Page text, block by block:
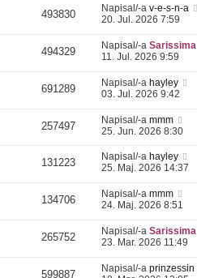
493830 Napisal/-a v-e-s-n-a
20. Jul. 2026 7:59
494329 Napisal/-a Sarissima
11. Jul. 2026 9:59
691289 Napisal/-a hayley
03. Jul. 2026 9:42
257497 Napisal/-a mmm
25. Jun. 2026 8:30
131223 Napisal/-a hayley
25. Maj. 2026 14:37
134706 Napisal/-a mmm
24. Maj. 2026 8:51
265752 Napisal/-a Sarissima
23. Mar. 2026 11:49
599887 Napisal/-a prinzessin